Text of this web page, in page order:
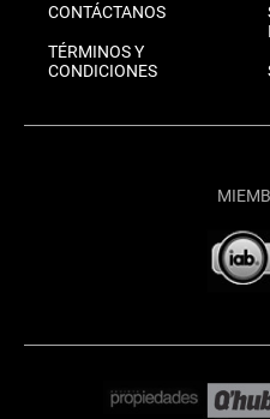
CONTÁCTANOS
TÉRMINOS Y
CONDICIONES